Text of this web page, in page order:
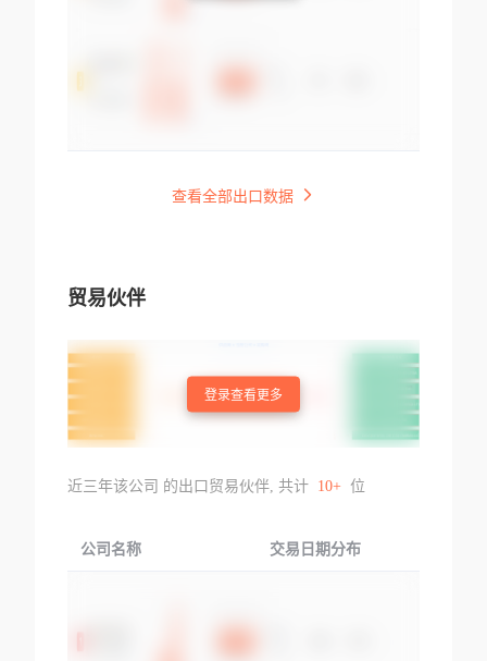
查看全部出口数据
贸易伙伴
登录查看更多
近三年该公司 的出口贸易伙伴, 共计 10+ 位
公司名称 交易日期分布